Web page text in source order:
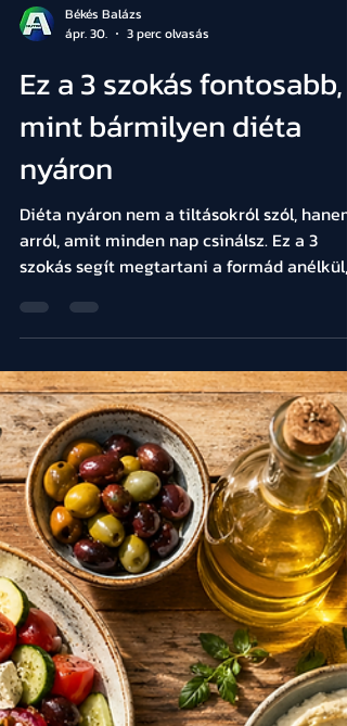
ápr. 30.
Ez a 3 szokás fontosabb,
mint bármilyen diéta
nyáron
Diéta nyáron nem a tiltásokról szól, hanem
arról, amit minden nap csinálsz. Ez a 3
szokás segít megtartani a formád anélkül,
hogy ráfeszülnél.